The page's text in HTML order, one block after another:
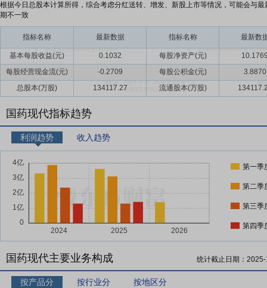
根据今日总股本计算所得，综合考虑分红送转、增发、新股上市等情况，可能会与最
期不一致
指标名称 最新数据 指标名称 最新数
基本每股收益(元) 0.1032 每股净资产(元)
每股经营现金流(元)
-0.2709 每股公积金(元)
3.8870
总股本(万股)
134117.27 流通股本(万股)
国药现代指标趋势
利润趋势 收入趋势
第一季
第二季
第三季
第四季
国药现代主要业务构成 统计截止日期：
按产品分 按行业分 按地区分